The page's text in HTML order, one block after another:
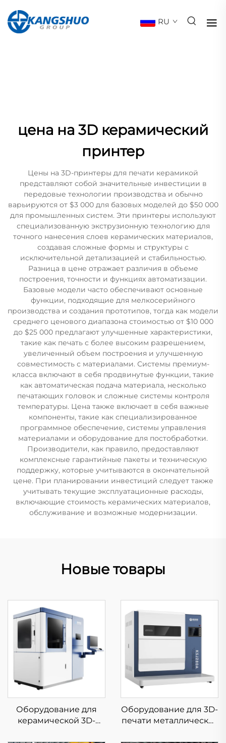
RU
цена на 3D керамический
принтер
Цены на 3D-принтеры для печати керамикой
представляют собой значительные инвестиции в
передовые технологии производства и обычно
варьируются от $3 000 для базовых моделей до $50 000
для промышленных систем. Эти принтеры используют
специализованную экструзионную технологию для
точного нанесения слоев керамических материалов,
создавая сложные формы и структуры с
исключительной детализацией и стабильностью.
Разница в цене отражает различия в объеме
построения, точности и функциях автоматизации.
Базовые модели часто обеспечивают основные
функции, подходящие для мелкосерийного
производства и создания прототипов, тогда как модели
среднего ценового диапазона стоимостью от $10 000
до $25 000 предлагают улучшенные характеристики,
такие как печать с более высоким разрешением,
увеличенный объем построения и улучшенную
совместимость с материалами. Системы премиум-
класса включают в себя продвинутые функции, такие
как автоматическая подача материала, несколько
печатающих головок и сложные системы контроля
температуры. Цена также включает в себя важные
компоненты, такие как специализированное
программное обеспечение, системы управления
материалами и оборудование для постобработки.
Производители, как правило, предоставляют
комплексные гарантийные пакеты и техническую
поддержку, которые учитываются в окончательной
цене. При планировании инвестиций следует также
учитывать текущие эксплуатационные расходы,
включающие стоимость керамических материалов,
обслуживание и возможные модернизации.
Новые товары
Оборудование для
керамической 3D-
Оборудование для 3D-
печати металлических